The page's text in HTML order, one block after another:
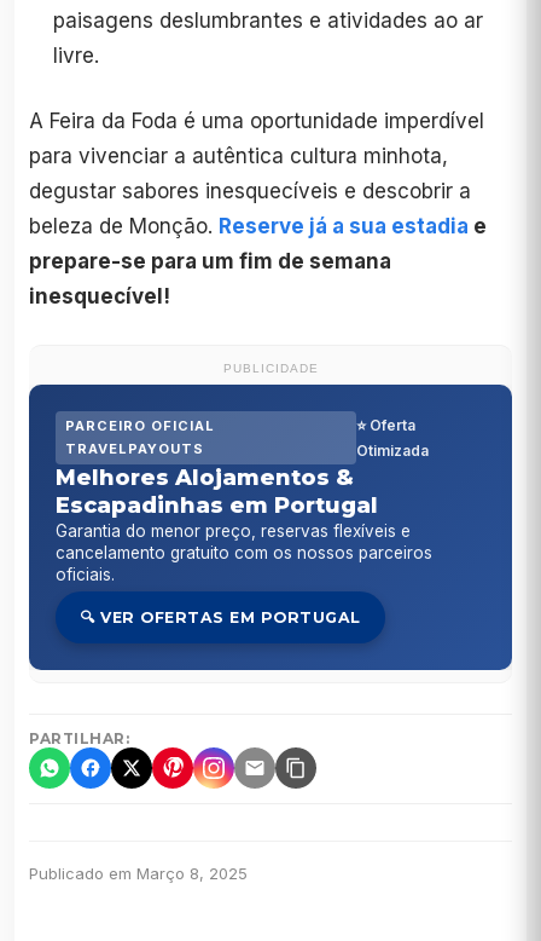
paisagens deslumbrantes e atividades ao ar
livre.
A Feira da Foda é uma oportunidade imperdível
para vivenciar a autêntica cultura minhota,
degustar sabores inesquecíveis e descobrir a
beleza de Monção. Reserve já a sua estadia e
prepare-se para um fim de semana
inesquecível!
PUBLICIDADE
PARCEIRO OFICIAL
TRAVELPAYOUTS
⭐ Oferta
Otimizada
Melhores Alojamentos &
Escapadinhas em Portugal
Garantia do menor preço, reservas flexíveis e
cancelamento gratuito com os nossos parceiros
oficiais.
🔍 VER OFERTAS EM PORTUGAL
PARTILHAR:
Publicado em Março 8, 2025